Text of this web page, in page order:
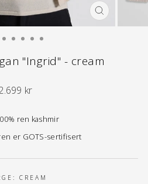
LUKK
(ESC)
"Ingrid" - cream
kr
ren kashmir
er GOTS-sertifisert
CREAM